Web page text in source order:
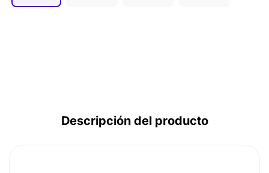
Descripción del producto